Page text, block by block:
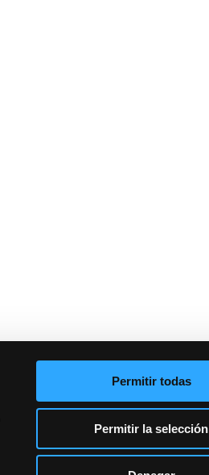
Permitir todas
Permitir la selección